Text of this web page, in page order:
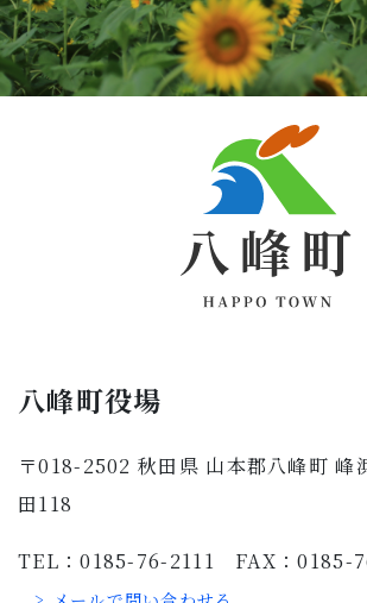
八峰町役場
〒018-2502 秋田県 山本郡八峰町 峰
田118
TEL：0185-76-2111 FAX：0185-